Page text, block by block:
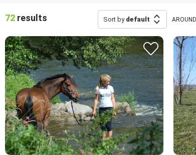
72 results Sort by default